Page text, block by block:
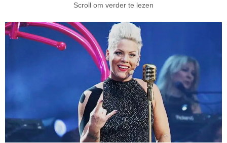
Scroll om verder te lezen